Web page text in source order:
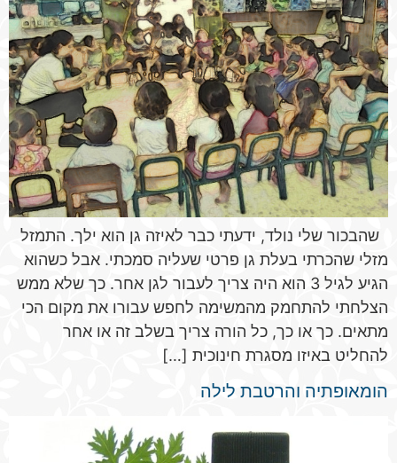
שהבכור שלי נולד, ידעתי כבר לאיזה גן הוא ילך. התמזל
מזלי שהכרתי בעלת גן פרטי שעליה סמכתי. אבל כשהוא
הגיע לגיל 3 הוא היה צריך לעבור לגן אחר. כך שלא ממש
הצלחתי להתחמק מהמשימה לחפש עבורו את מקום הכי
מתאים. כך או כך, כל הורה צריך בשלב זה או אחר
להחליט באיזו מסגרת חינוכית […]
הומאופתיה והרטבת לילה